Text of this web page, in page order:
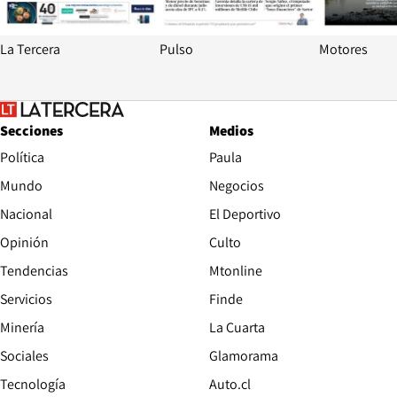
La Tercera Pulso Motores
Secciones
Política
Mundo
Nacional
Opinión
Tendencias
Servicios
Minería
Sociales
Tecnología
Medios
Paula
Negocios
El Deportivo
Culto
Mtonline
Finde
La Cuarta
Glamorama
Auto.cl